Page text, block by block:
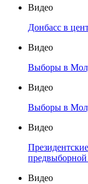
Видео
Донбасс в
Видео
Выборы в
Видео
Выборы в
Видео
предвыборной
Видео